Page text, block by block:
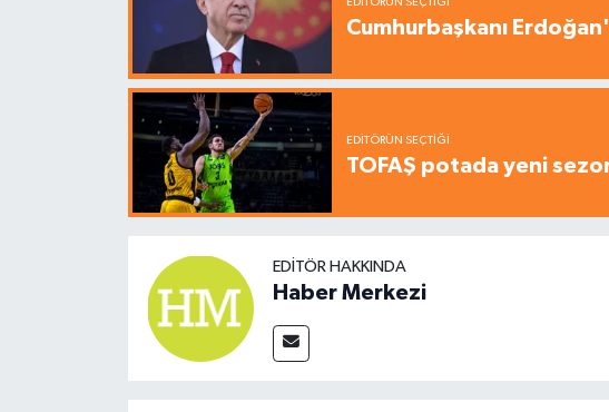
Cumhurbaşkanı
EDITÖRÜN SEÇTIĞI
TOFAŞ potada yeni
EDITÖR HAKKINDA
Haber Merkezi